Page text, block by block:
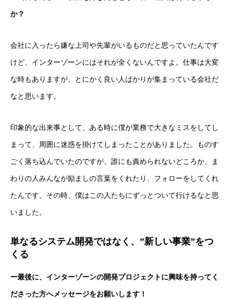
新卒採用
キャリア採用
おすすめコンテンツ
BLOG
か？
会社に入ったら嫌な上司や先輩がいるものだと思っていたんです
けど、インターゾーンにはそれが全くないんですよ。仕事は大変
な時もありますが、とにかく良い人ばかりが集まっている会社だ
なと思います。
印象的な出来事として、ある時に僕が業務で大きなミスをしてし
まって、周囲に迷惑を掛けてしまったことがありました。ものす
ごく落ち込んでいたのですが、誰にも責められないどころか、ま
わりの人みんなが励ましの言葉をくれたり、フォローをしてくれ
たんです。その時、僕はこの人たちにずっとついて行けるなと思
いました。
単なるシステム開発ではなく、”新しい事業”をつ
くる
ー最後に、インターゾーンの開発プロジェクトに興味を持ってく
ださった方へメッセージをお願いします！